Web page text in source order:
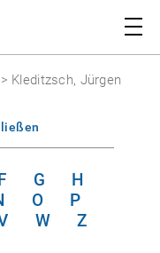
> Kleditzsch, Jürgen
G
H
O
P
W Z